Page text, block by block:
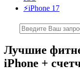
⚡️iPhone 17
Лучшие
iPhone +